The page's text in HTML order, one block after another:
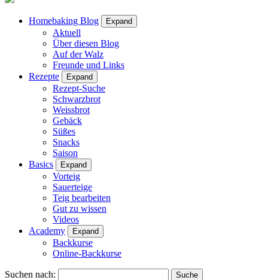
Homebaking Blog Expand
Aktuell
Über diesen Blog
Auf der Walz
Freunde und Links
Rezepte
Expand
Rezept-Suche
Schwarzbrot
Weissbrot
Gebäck
Süßes
Snacks
Saison
Basics
Expand
Vorteig
Sauerteige
Teig bearbeiten
Gut zu wissen
Videos
Academy
Expand
Backkurse
Online-Backkurse
Suchen nach: